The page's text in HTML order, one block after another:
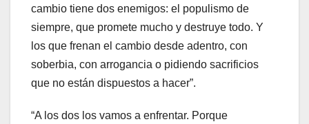
cambio tiene dos enemigos: el populismo de
siempre, que promete mucho y destruye todo. Y
los que frenan el cambio desde adentro, con
soberbia, con arrogancia o pidiendo sacrificios
que no están dispuestos a hacer”.
“A los dos los vamos a enfrentar. Porque